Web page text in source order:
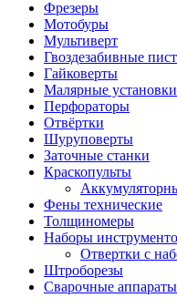
Фрезеры
Мотобуры
Мультиверт
Гвоздезабивные
Гайковерты
Малярные установки
Перфораторы
Отвёртки
Шуруповерты
Заточные станки
Краскопульты
Фены технические
Толщиномеры
Наборы
Отвертки с
Штроборезы
Сварочные аппараты